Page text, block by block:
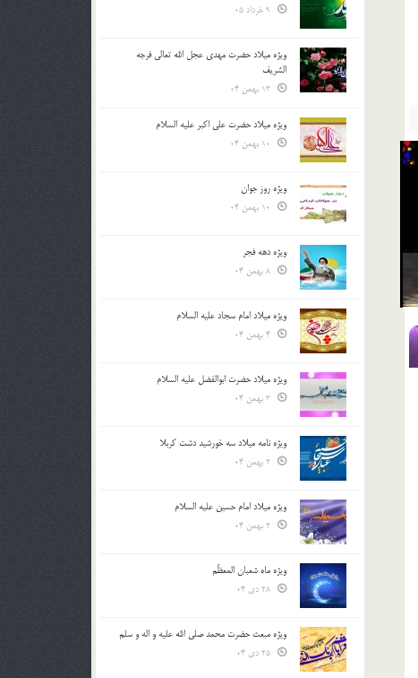
ویژه میلاد حضرت مهدی عجل الله تعالی فرجه
الشريف
ویژه میلاد حضرت علی اکبر علیه السلام
ویژه روز جوان
ویژه دهه فجر
ویژه میلاد امام سجاد علیه السلام
ویژه میلاد حضرت ابوالفضل علیه السلام
ویژه نامه میلاد سه خورشید دشت کربلا
ویژه میلاد امام حسین علیه السلام
ویژه ماه شعبان المعظّم
ویژه مبعث حضرت محمد صلی الله علیه و اله و سلم